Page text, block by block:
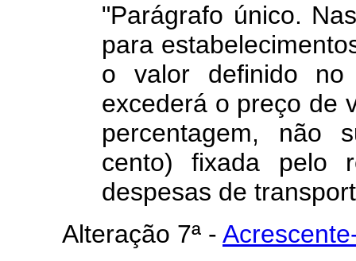
"Parágrafo único.
para
o valor definido
excederá o preço de
percentagem, não
cento) fixada pelo
despesas de
Alteração 7ª -